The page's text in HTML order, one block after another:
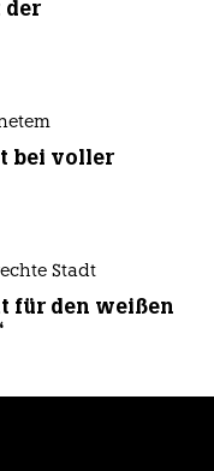
bei voller
Stadt
für den weißen